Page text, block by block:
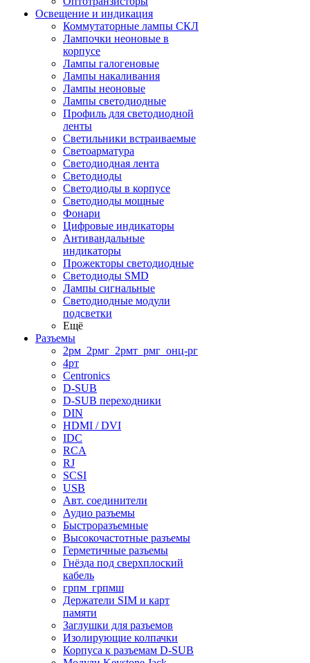
Освещение и индикация
Коммутаторные лампы СКЛ
Лампочки неоновые в
корпусе
Лампы галогеновые
Лампы накаливания
Лампы неоновые
Лампы светодиодные
Профиль для светодиодной
ленты
Светильники встраиваемые
Светоарматура
Светодиодная лента
Светодиоды
Светодиоды в корпусе
Светодиоды мощные
Фонари
Цифровые индикаторы
Антивандальные
индикаторы
Прожекторы светодиодные
Светодиоды SMD
Лампы сигнальные
Светодиодные модули
подсветки
Ещё
Разъемы
2рм_2рмг_2рмт_рмг_онц-рг
4рт
Centronics
D-SUB
D-SUB переходники
DIN
HDMI / DVI
IDC
RCA
RJ
SCSI
USB
Авт. соединители
Аудио разъемы
Быстроразъемные
Высокочастотные разъемы
Герметичные разъемы
Гнёзда под сверхплоский
кабель
грпм_грпмш
Держатели SIM и карт
памяти
Заглушки для разъемов
Изолирующие колпачки
Корпуса к разъемам D-SUB